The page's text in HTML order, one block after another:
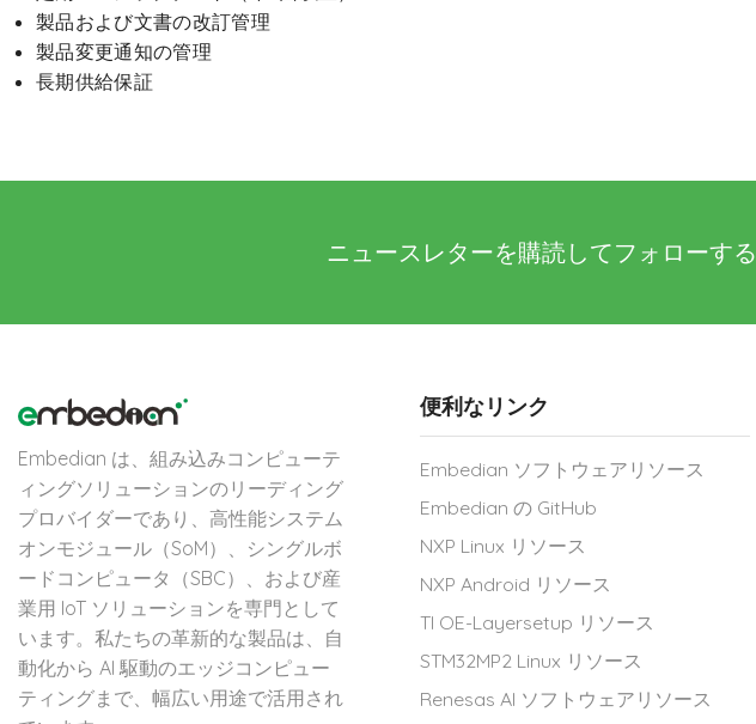
製品および文書の改訂管理
製品変更通知の管理
長期供給保証
ニュースレターを購読してフォローする
Embedian は、組み込みコンピューテ
ィングソリューションのリーディング
プロバイダーであり、高性能システム
オンモジュール（SoM）、シングルボ
ードコンピュータ（SBC）、および産
業用 IoT ソリューションを専門として
います。私たちの革新的な製品は、自
動化から AI 駆動のエッジコンピュー
ティングまで、幅広い用途で活用され
便利なリンク
Embedian ソフトウェアリソース
Embedian の GitHub
NXP Linux リソース
NXP Android リソース
TI OE-Layersetup リソース
STM32MP2 Linux リソース
Renesas AI ソフトウェアリソース